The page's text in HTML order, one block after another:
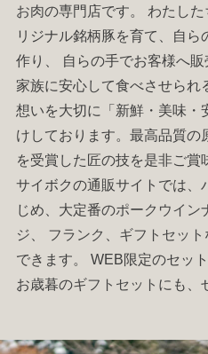
お肉の専門店です。 わたし
リジナル銘柄豚を育て、自ら
作り、 自らの手でお客様へ
家族に安心して食べさせられ
想いを大切に「新鮮・美味・
けしております。最高品質の
を受賞した匠の技を是非ご賞
サイボクの通販サイトでは、
じめ、大定番のポークウイン
ジ、 フランク 、 ギフトセット
できます。 WEB限定のセッ
お歳暮のギフトセット にも、